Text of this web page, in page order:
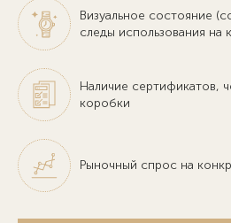
Визуальное состояние
следы использования на
Наличие сертификатов,
коробки
Рыночный спрос на